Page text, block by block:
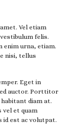
Vel etiam
felis.
enim urna, etiam.
nisi, tellus
Eget in
auctor. Porttitor
habitant diam at.
et quam
id est ac volutpat.